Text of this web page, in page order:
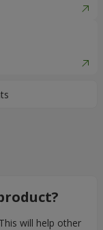
will help other